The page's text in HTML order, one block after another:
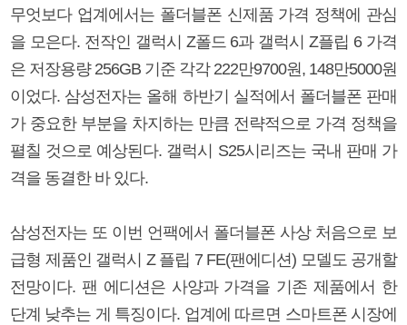
무엇보다 업계에서는 폴더블폰 신제품 가격 정책에 관심
을 모은다. 전작인 갤럭시 Z폴드 6과 갤럭시 Z플립 6 가격
은 저장용량 256GB 기준 각각 222만9700원, 148만5000원
이었다. 삼성전자는 올해 하반기 실적에서 폴더블폰 판매
가 중요한 부분을 차지하는 만큼 전략적으로 가격 정책을
펼칠 것으로 예상된다. 갤럭시 S25시리즈는 국내 판매 가
격을 동결한 바 있다.
삼성전자는 또 이번 언팩에서 폴더블폰 사상 처음으로 보
급형 제품인 갤럭시 Z 플립 7 FE(팬에디션) 모델도 공개할
전망이다. 팬 에디션은 사양과 가격을 기존 제품에서 한
단계 낮추는 게 특징이다. 업계에 따르면 스마트폰 시장에